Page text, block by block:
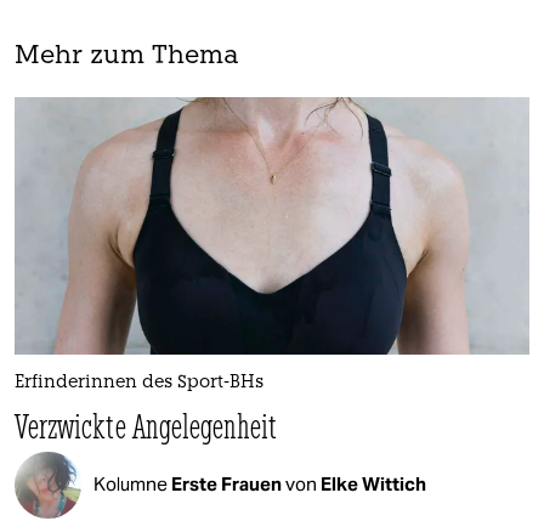
Mehr zum Thema
Erfinderinnen des Sport-BHs
Verzwickte Angelegenheit
Kolumne Erste Frauenvon Elke Wittich